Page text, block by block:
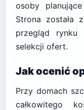
osoby
Strona została
przegląd
selekcji ofert.
Jak ocenić
Przy domach
całkowitego